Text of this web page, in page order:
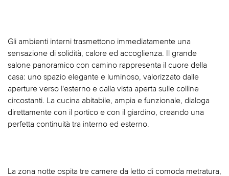
Gli ambienti interni trasmettono immediatamente una
sensazione di solidità, calore ed accoglienza. Il grande
salone panoramico con camino rappresenta il cuore della
casa: uno spazio elegante e luminoso, valorizzato dalle
aperture verso l'esterno e dalla vista aperta sulle colline
circostanti. La cucina abitabile, ampia e funzionale, dialoga
direttamente con il portico e con il giardino, creando una
perfetta continuità tra interno ed esterno.
La zona notte ospita tre camere da letto di comoda metratura,